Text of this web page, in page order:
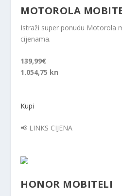
MOTOROLA
Istraži super ponudu Motorola
cijenama.
139,99€
1.054,75 kn
Kupi
📢 LINKS CIJENA
HONOR MOBITELI